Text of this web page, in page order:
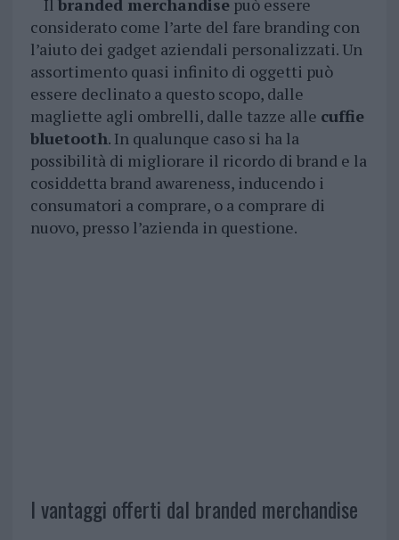
Il branded merchandisepuò essere
considerato come l’arte del fare branding con
l’aiuto dei gadget aziendali personalizzati. Un
assortimento quasi infinito di oggetti può
essere declinato a questo scopo, dalle
magliette agli ombrelli, dalle tazze alle cuffie
bluetooth. In qualunque caso si ha la
possibilità di migliorare il ricordo di brand e la
cosiddetta brand awareness, inducendo i
consumatori a comprare, o a comprare di
nuovo, presso l’azienda in questione.
I vantaggi offerti dal branded merchandise